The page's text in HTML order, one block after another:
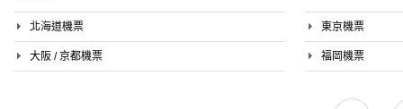
北海道機票
大阪 / 京都機票
東京機票
福岡機票